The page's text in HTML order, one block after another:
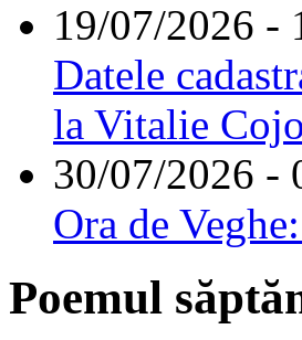
19/07/2026 -
Datele
la Vitalie
30/07/2026 -
Ora de
Poemul